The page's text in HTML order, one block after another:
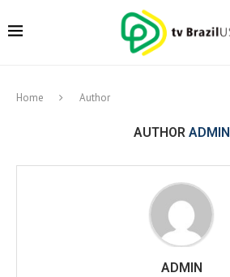
Home Author
AUTHOR ADMIN
ADMIN